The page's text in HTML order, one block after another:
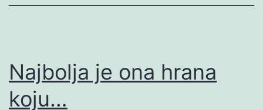
Najbolja je ona hrana
koju…